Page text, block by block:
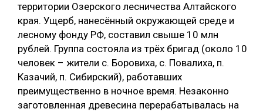
ЛЕСОПИЛЕНИЕ
ДЕРЕВЯННОЕ ДОМОСТРОЕНИЕ
БЕЗОПАСНОЕ ПРОИЗВОДСТВО
СОРТИРОВКА ДРЕВЕСИНЫ
территории Озерского лесничества Алтайского
края. Ущерб, нанесённый окружающей среде и
лесному фонду РФ, составил свыше 10 млн
рублей. Группа состояла из трёх бригад (около 10
человек – жители с. Боровиха, с. Повалиха, п.
Казачий, п. Сибирский), работавших
преимущественно в ночное время. Незаконно
заготовленная древесина перерабатывалась на